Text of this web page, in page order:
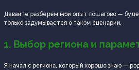
Давайте разберём мой опыт пошагово —
только задумывается о таком сценарии.
1. Выбор региона и
Я начал с региона, который хорошо знаю —